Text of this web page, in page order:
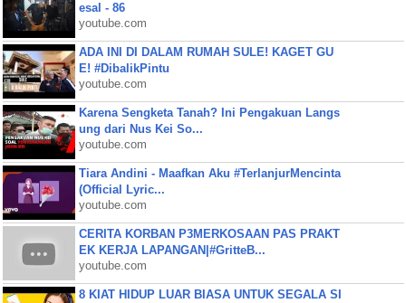
esal - 86
youtube.com
ADA INI DI DALAM RUMAH SULE! KAGET GU
E! #DibalikPintu
youtube.com
Karena Sengketa Tanah? Ini Pengakuan Langs
ung dari Nus Kei So...
youtube.com
Tiara Andini - Maafkan Aku #TerlanjurMencinta
(Official Lyric...
youtube.com
CERITA KORBAN P3MERKOSAAN PAS PRAKT
EK KERJA LAPANGAN|#GritteB...
youtube.com
8 KIAT HIDUP LUAR BIASA UNTUK SEGALA SI